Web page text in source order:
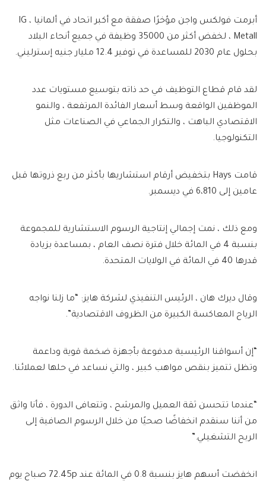
أبرمت فولكس واجن مؤخرًا صفقة مع أكبر اتحاد في ألمانيا ، IG
Metall ، لخفض أكثر من 35000 وظيفة في جميع أنحاء البلاد
بحلول عام 2030 للمساعدة في توفير 12.4 مليار جنيه إسترليني.
لقد قام قطاع التوظيف في حد ذاته بتوسيع مستويات عدد
الموظفين الواقعة وسط أسعار الفائدة المرتفعة ، والنمو
الاقتصادي الباهت ، والتكرار الجماعي في الصناعات مثل
التكنولوجيا.
قامت Hays بتخفيض أرقام استشاريها بأكثر من ربع ذروتها قبل
عامين إلى 6،810 في ديسمبر.
ومع ذلك ، نمت إجمالي إنتاجية الرسوم الاستشارية للمجموعة
بنسبة 4 في المائة خلال فترة نصف العام ، بمساعدة بزيادة
قدرها 40 في المائة في الولايات المتحدة.
وقال ديرك هان ، الرئيس التنفيذي لشركة هايز: “ما زلنا نواجه
الرياح المعاكسة الكبيرة من الظروف الاقتصادية”.
“إن أسواقنا الرئيسية مدفوعة بأجهزة ضخمة قوية وداعمة
وتظل تتميز بنقص مواهب كبير ، والتي نساعد في حلها لعملائنا.
“عندما تتحسن ثقة العميل والمرشح ، وتتعافى الدورة ، فأنا واثق
من أننا سنقدم انخفاضًا صحيًا من خلال الرسوم الصافية إلى
الربح التشغيلي.”
انخفضت أسهم هايز بنسبة 0.8 في المائة عند 72.45p صباح يوم